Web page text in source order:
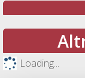
Loading...